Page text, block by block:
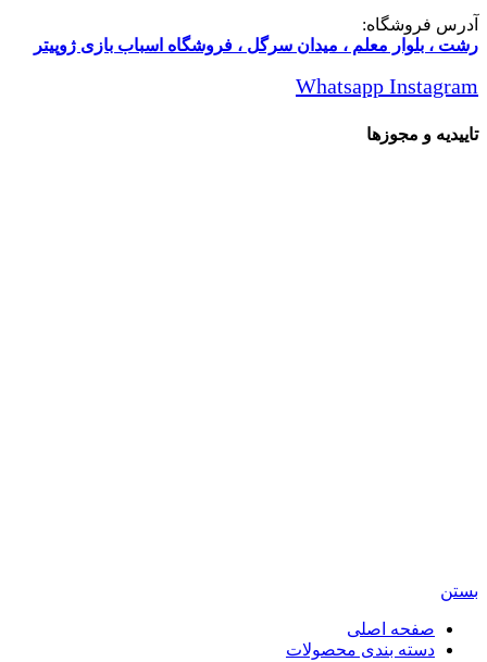
آدرس فروشگاه:
رشت ، بلوار معلم ، میدان سرگل ، فروشگاه اسباب بازی ژوپیتر
Whatsapp Instagram
تاییدیه و مجوزها
بستن
صفحه اصلی
دسته بندی محصولات